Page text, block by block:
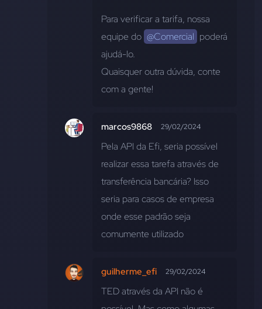
Para verificar a tarifa, nossa
equipe do @Comercial poderá
ajudá-lo.
Quaisquer outra dúvida, conte
com a gente!
marcos9868 29/02/2024
Pela API da Efi, seria possível
realizar essa tarefa através de
transferência bancária? Isso
seria para casos de empresa
onde esse padrão seja
comumente utilizado
guilherme_efi 29/02/2024
TED através da API não é